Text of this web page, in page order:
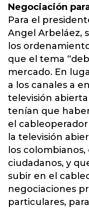
Negociación
Para el
Angel Arbeláez,
los
que el tema
mercado. En
a los canales a
televisión
tenían que
el
la televisión
los
ciudadanos, y
subir en el
negociaciones
particulares,